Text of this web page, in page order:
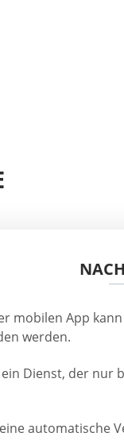
mobilen App
werden.
Dienst, der nur
automatische